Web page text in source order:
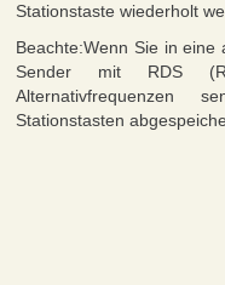
Stationstaste wiederholt
Beachte:Wenn Sie in eine
Sender mit RDS
Alternativfrequenzen
Stationstasten